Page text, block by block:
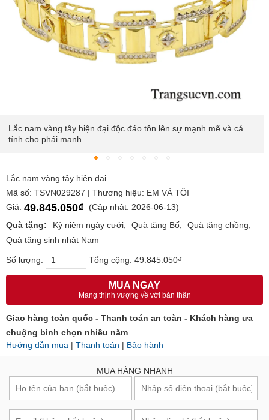
Lắc nam vàng tây hiện đại độc đáo tôn lên sự mạnh mẽ và cá
tính cho phái mạnh.
Lắc nam vàng tây hiện đại
Mã số: TSVN029287 | Thương hiệu: EM VÀ TÔI
Giá: 49.845.050₫
(Cập nhật: 2026-06-13)
Quà tặng:
Kỷ niệm ngày cưới Quà tặng Bố
Quà tặng chồng
Quà tặng sinh nhật Nam
Số lượng: Tổng cộng: 49.845.050₫
MUA NGAY
Mang thịnh vượng về với bản thân
Giao hàng toàn quốc - Thanh toán an toàn - Khách hàng ưa
chuộng bình chọn nhiều năm
Hướng dẫn mua | Thanh toán | Bảo hành
MUA HÀNG NHANH